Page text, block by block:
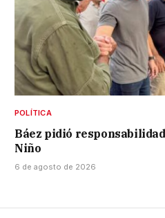
POLÍTICA
Báez pidió
Niño
6 de agosto de 2026